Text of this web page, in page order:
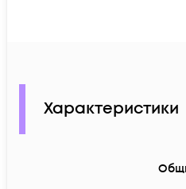
Характеристики